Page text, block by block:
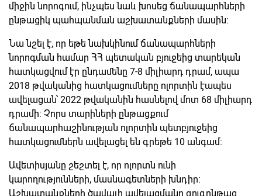
միջին նորոգում, ինչպես նաև խոսեց ճանապարհների
ընթացիկ պահպանման աշխատանքների մասին։
Նա նշել է, որ եթե նախկինում ճանապարհների
նորոգման համար ՀՀ պետական բյուջեից տարեկան
հատկացվում էր ընդամենը 7-8 միլիարդ դրամ, ապա
2018 թվականից հատկացումները ոլորտին էապես
ավելացան՝ 2022 թվականին հասնելով մոտ 68 միլիարդ
դրամի։ Չորս տարիների ընթացքում
ճանապարհաշինության ոլորտին պետբյուջեից
հատկացումներն ավելացել են գրեթե 10 անգամ։
Ավետիսյանը շեշտել է, որ ոլորտն ունի
կարողությունների, մասնագետների խնդիր։
Աշխատանքների ծավալի ավելացմանը զուգընթաց